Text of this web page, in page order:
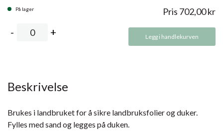
På lager Pris 702,00kr
Legg i handlekurven
Beskrivelse
Brukes i landbruket for å sikre landbruksfolier og duker.
Fylles med sand og legges på duken.